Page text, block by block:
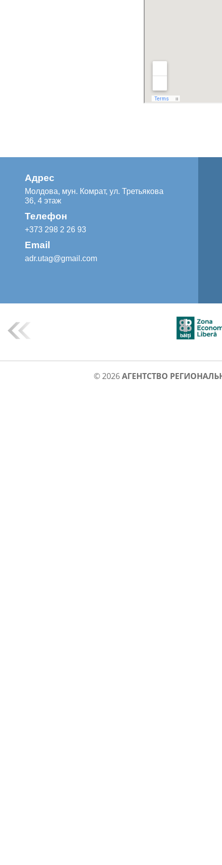
Адрес
Молдова, мун. Комрат, ул. Третьякова
36, 4 этаж
Телефон
+373 298 2 26 93
Email
adr.utag@gmail.com
© 2026АГЕНТСТВО